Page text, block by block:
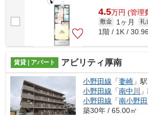
4.5万円 (管理
敷金 1ヶ月 礼
1階 / 1K /
賃貸 | アパート アビリティ厚南
小野田線 「妻崎 」
小野田線 「南中川
小野田線 「南小野田
築30年 / 65.00㎡